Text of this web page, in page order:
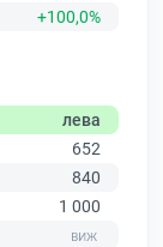
+100,0%
лева
652
840
1 000